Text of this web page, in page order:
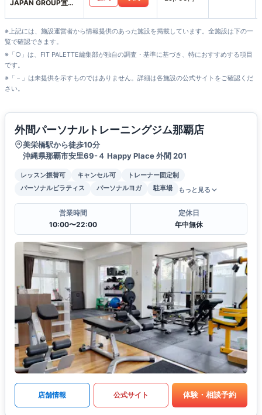
JAPAN GROUP宜野
※上記には、施設運営者から情報提供のあった施設を掲載しています。全施設は下の一
覧で確認できます。
※「○」は、FIT PALETTE編集部が独自の調査・基準に基づき、特におすすめする項目
です。
※「－」は未提供を示すものではありません。詳細は各施設の公式サイトをご確認くだ
さい。
外間パーソナルトレーニングジム那覇店
美栄橋駅から徒歩10分
沖縄県那覇市安里69-４ Happy Place 外間 201
レッスン振替可 キャンセル可
トレーナー固定制
パーソナルピラティス
パーソナルヨガ 駐車場 もっと見る
営業時間
10:00〜22:00
定休日
年中無休
店舗情報 公式サイト 体験・相談予約